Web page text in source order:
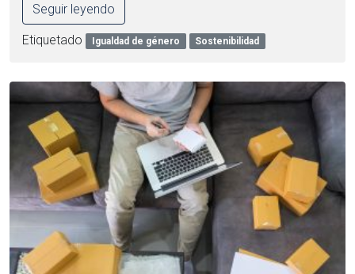
Seguir leyendo
Etiquetado Igualdad de género Sostenibilidad